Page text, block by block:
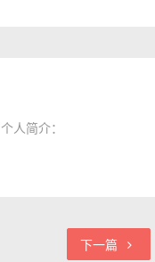
人简介：
下一篇